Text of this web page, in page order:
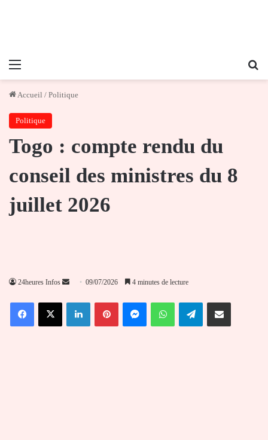
Menu
Accueil / Politique
Politique
Togo : compte rendu du
conseil des ministres du 8
juillet 2026
24heures Infos
Envoyer
courriel
09/07/2026 4 minutes de lecture
FacebookX LinkedinPinterestMessengerWhatsAppTelegramPartager par email